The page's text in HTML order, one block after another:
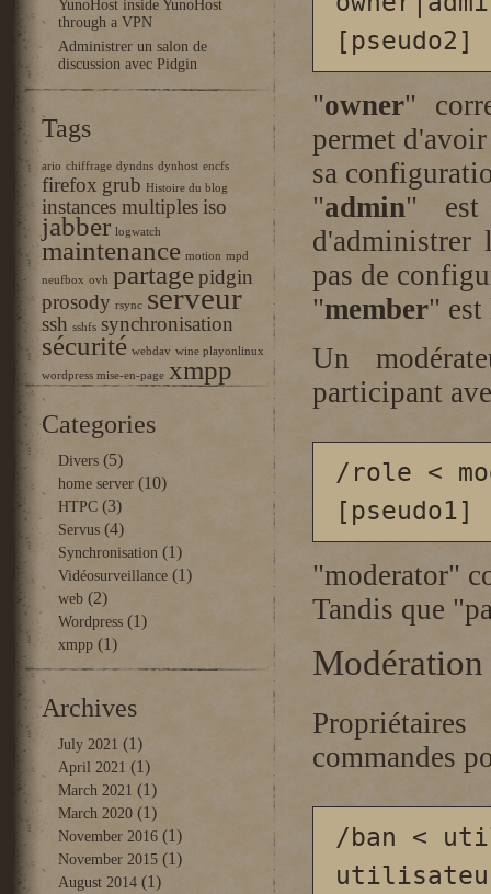
YunoHost inside YunoHost
through a VPN
Administrer un salon de
discussion avec Pidgin
Tags
ario chiffrage dyndns dynhost encfs
firefox grub Histoire du blog
instances multiples iso
jabber logwatch
maintenance motion mpd
neufbox ovh partage pidgin
prosody rsync serveur
ssh sshfs synchronisation
sécurité webdav wine playonlinux
wordpress mise-en-page xmpp
Categories
Divers(5)
home server(10)
HTPC(3)
Servus(4)
Synchronisation (1)
Vidéosurveillance(1)
web(2)
Wordpress(1)
xmpp(1)
Archives
July 2021 (1)
April 2021 (1)
March 2021 (1)
March 2020(1)
November 2016(1)
November 2015(1)
August 2014(1)
[pseudo2]
"owner"
permet
sa
"admin" est
d'administrer
pas de
"member" est
Un
participant
/role <
[pseudo1]
"moderator"
Tandis que
Modération
commandes
/ban <